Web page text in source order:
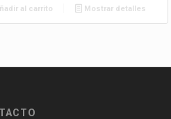
al carrito Mostrar detalles